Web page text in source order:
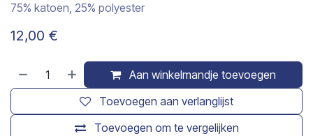
75% katoen, 25% polyester
12,00 €
Aan winkelmandje toevoegen
Toevoegen om te vergelijken
Toevoegen aan verlanglijst